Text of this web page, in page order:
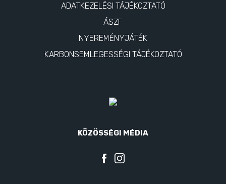
ADATKEZELÉSI TÁJÉKOZTATÓ
ÁSZF
NYEREMÉNYJÁTÉK
KARBONSEMLEGESSÉGI TÁJÉKOZTATÓ
KÖZÖSSÉGI MÉDIA